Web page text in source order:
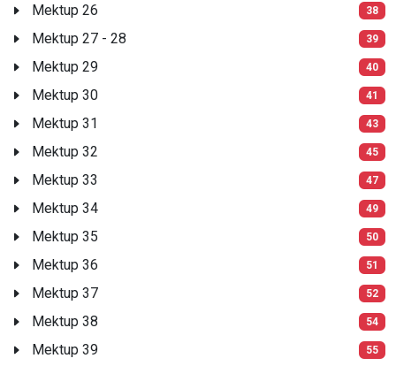
Mektup 26 38
Mektup 27 - 28 39
Mektup 29 40
Mektup 30 41
Mektup 31 43
Mektup 32 45
Mektup 33 47
Mektup 34 49
Mektup 35 50
Mektup 36 51
Mektup 37 52
Mektup 38 54
Mektup 39 55